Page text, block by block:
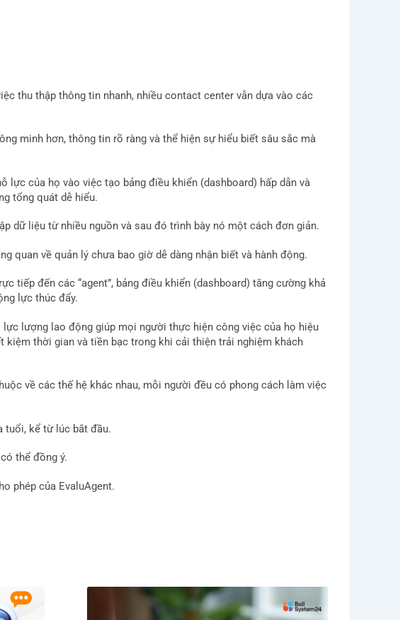
thu thập thông tin nhanh, nhiều contact center vẫn dựa vào các
minh hơn, thông tin rõ ràng và thể hiện sự hiểu biết sâu sắc mà
của họ vào việc tạo bảng điều khiển (dashboard) hấp dẫn và
tổng quát dễ hiểu.
dữ liệu từ nhiều nguồn và sau đó trình bày nó một cách đơn giản.
quan về quản lý chưa bao giờ dễ dàng nhận biết và hành động.
tiếp đến các “agent”, bảng điều khiển (dashboard) tăng cường khả
lực thúc đẩy.
lượng lao động giúp mọi người thực hiện công việc của họ hiệu
thời gian và tiền bạc trong khi cải thiện trải nghiệm khách
về các thế hệ khác nhau, mỗi người đều có phong cách làm việc
kể từ lúc bắt đầu.
thể đồng ý.
phép của EvaluAgent.